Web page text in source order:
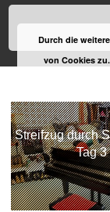
Streifzug durch
Tag 3
Durch die
von Cookies